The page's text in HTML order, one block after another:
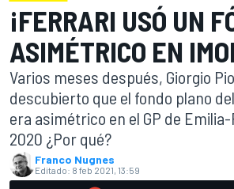
¡FERRARI USÓ UN
ASIMÉTRICO EN
Varios meses después, Giorgio
descubierto que el fondo plano
era asimétrico en el GP de Emilia-
2020 ¿Por qué?
Franco Nugnes
Editado: 8 feb 2021, 13:59